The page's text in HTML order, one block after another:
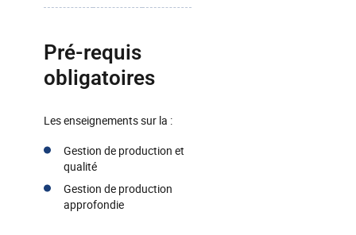
Pré-requis
obligatoires
Les enseignements sur la :
Gestion de production et
qualité
Gestion de production
approfondie